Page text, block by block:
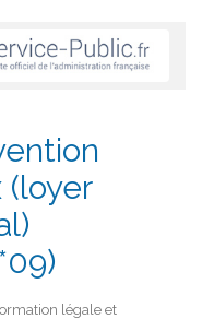
(loyer
légale et